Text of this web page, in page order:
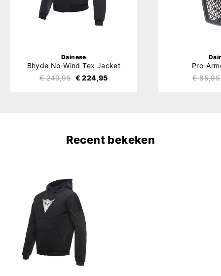
Dainese
Bhyde No-Wind Tex Jacket
€ 249,95 € 224,95
Pro-
€ 85,95
Recent bekeken